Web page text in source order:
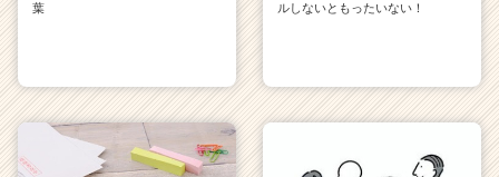
葉
ルしないともったいない！